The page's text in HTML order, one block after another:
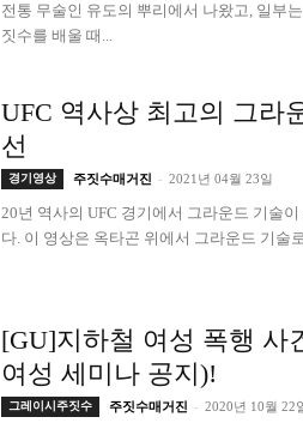
전통 무술인 유도의 뿌리에서 나왔고, 일부
짓수를 배울 때...
UFC 역사상 최고의 그라
선
경기영상 주짓수매거진 - 2021년 04월 23일
20년 역사의 UFC 경기에서 그라운드 기술
다. 이 영상은 옥타곤 위에서 그라운드 기술
[GU]지하철 여성 폭행 사
여성 세미나 공지)!
그레이시주짓수 주짓수매거진 - 2020년 10월 22